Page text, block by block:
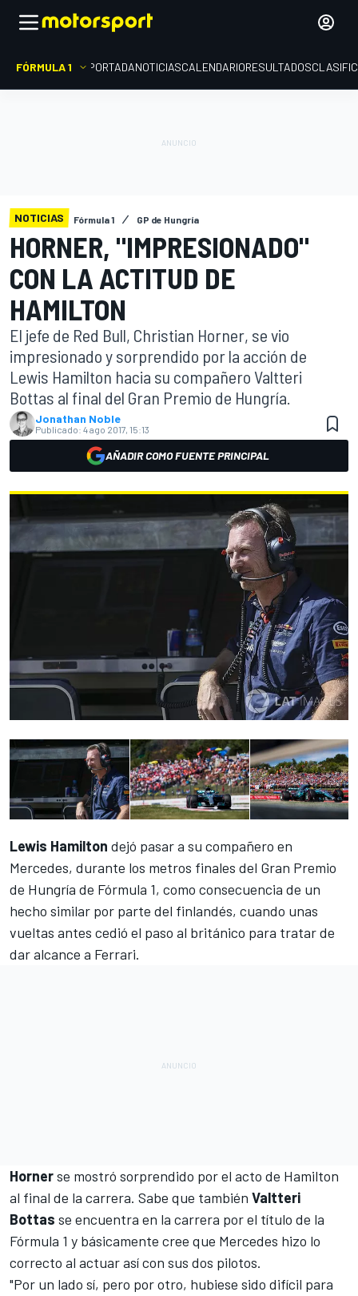
FÓRMULA 1 PORTADANOTICIASCALENDARIORESULTADOS
NOTICIAS Fórmula 1 GP de Hungría
HORNER, "IMPRESIONADO"
CON LA ACTITUD DE
HAMILTON
El jefe de Red Bull, Christian Horner, se vio
impresionado y sorprendido por la acción de
Lewis Hamilton hacia su compañero Valtteri
Bottas al final del Gran Premio de Hungría.
Jonathan Noble
Publicado: 4 ago 2017, 15:13
AÑADIR COMO FUENTE PRINCIPAL
Lewis Hamilton dejó pasar a su compañero en
Mercedes, durante los metros finales del Gran Premio
de Hungría de Fórmula 1, como consecuencia de un
hecho similar por parte del finlandés, cuando unas
vueltas antes cedió el paso al británico para tratar de
dar alcance a Ferrari.
Hornerse mostró sorprendido porel acto de Hamilton
al final de la carrera. Sabe que también Valtteri
Bottas se encuentra en la carrera por el título de la
Fórmula 1 y básicamente cree que Mercedes hizo lo
correcto al actuar asícon sus dos pilotos.
"Por un lado sí, pero por otro, hubiese sido difícil para